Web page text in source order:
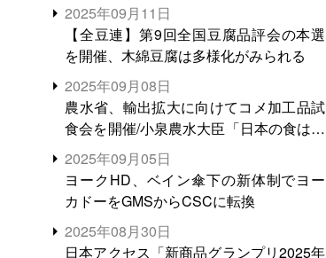
2025年09月11日
【全豆連】第9回全国豆腐品評会の本選
を開催、木綿豆腐は多様化がみられる
2025年09月08日
農水省、輸出拡大に向けてコメ加工品試
食会を開催/小泉農水大臣「日本の食は世
界でトップをとれる。米増産に向けて、
米輸出需要の拡大を」
2025年09月05日
ヨークHD、ベイン傘下の新体制でヨー
カドーをGMSからCSCに転換
2025年08月30日
日本アクセス「新商品グランプリ2025年